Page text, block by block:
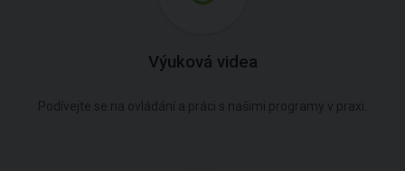
Výuková videa